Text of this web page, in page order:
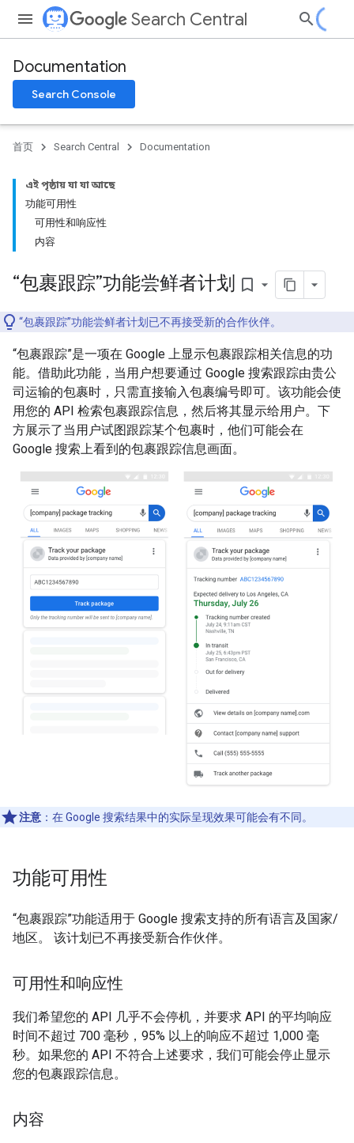
Search Central
Documentation
Search Console
首页 Search Central Documentation
এই পৃষ্ঠায় যা যা আছে
功能可用性
可用性和响应性
内容
“包裹跟踪”功能尝鲜者计划 bookmark_border
“包裹跟踪”功能尝鲜者计划已不再接受新的合作伙伴。
“包裹跟踪”是一项在 Google 上显示包裹跟踪相关信息的功
能。借助此功能，当用户想要通过 Google 搜索跟踪由贵公
司运输的包裹时，只需直接输入包裹编号即可。该功能会使
用您的 API 检索包裹跟踪信息，然后将其显示给用户。下
方展示了当用户试图跟踪某个包裹时，他们可能会在
Google 搜索上看到的包裹跟踪信息画面。
注意 ：在 Google 搜索结果中的实际呈现效果可能会有不同。
功能可用性
“包裹跟踪”功能适用于 Google 搜索支持的所有语言及国家/
地区。 该计划已不再接受新合作伙伴。
可用性和响应性
我们希望您的 API 几乎不会停机，并要求 API 的平均响应
时间不超过 700 毫秒，95% 以上的响应不超过 1,000 毫
秒。如果您的 API 不符合上述要求，我们可能会停止显示
您的包裹跟踪信息。
内容